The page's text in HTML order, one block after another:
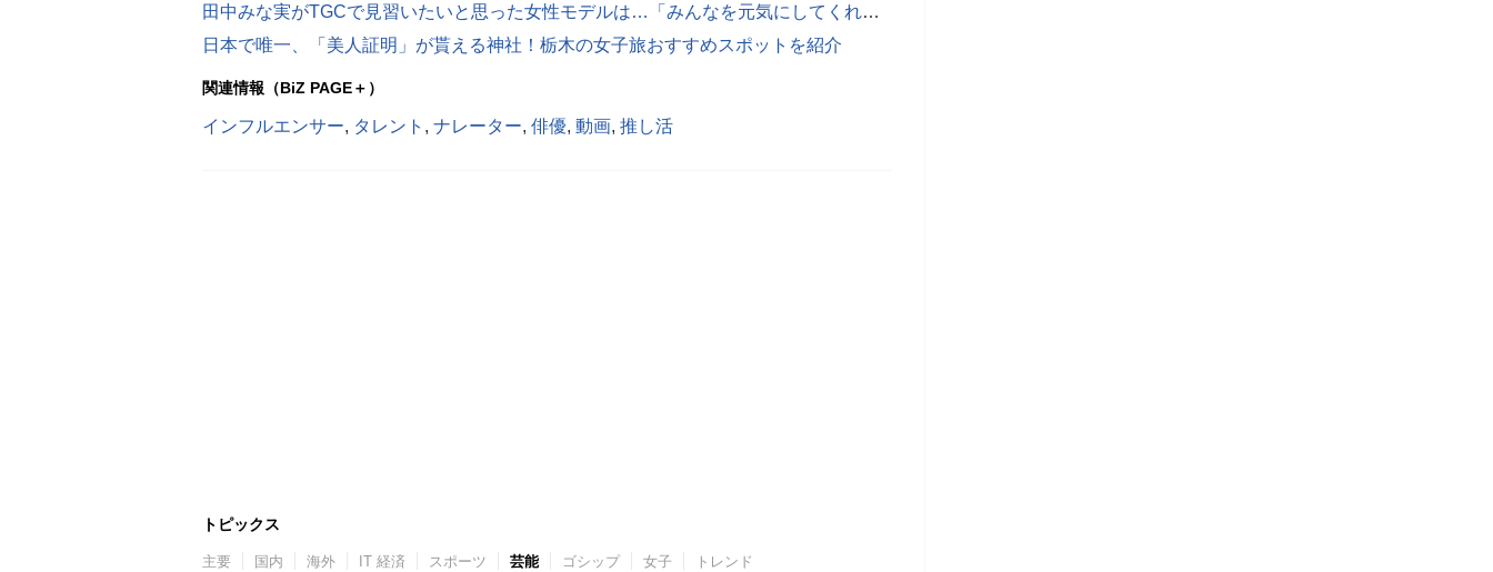
田中みな実がTGCで見習いたいと思った女性モデルは…「みんなを元気にしてくれる」
日本で唯一、「美人証明」が貰える神社！栃木の女子旅おすすめスポットを紹介
関連情報（BiZ PAGE＋）
インフルエンサー, タレント , ナレーター, 俳優, 動画, 推し活
トピックス
主要 国内 海外 IT 経済 スポーツ 芸能 ゴシップ 女子 トレンド